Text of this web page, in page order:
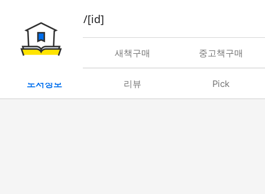
book/rent/[id]
대여 새책구매 중고책구매
도서정보 리뷰 Pick